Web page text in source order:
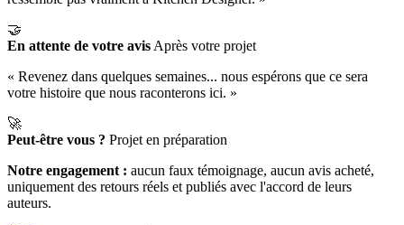
🤝
En attente de votre avis Après votre projet
« Revenez dans quelques semaines... nous espérons que ce sera
votre histoire que nous raconterons ici. »
🚀
Peut-être vous ? Projet en préparation
Notre engagement : aucun faux témoignage, aucun avis acheté,
uniquement des retours réels et publiés avec l'accord de leurs
auteurs.